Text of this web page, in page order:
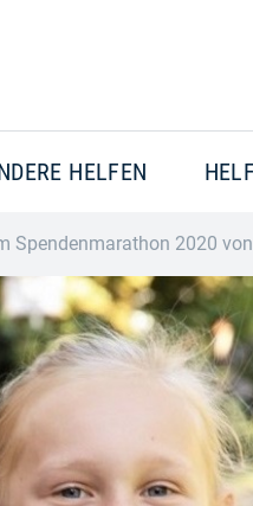
HELFEN
Spendenmarathon 2020